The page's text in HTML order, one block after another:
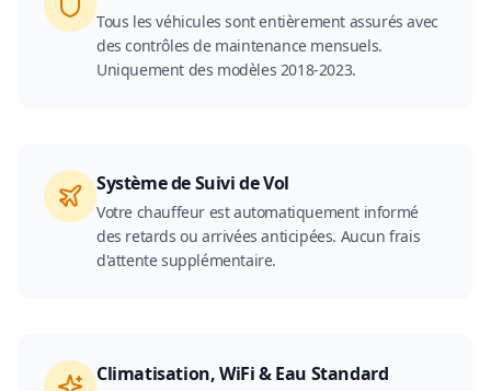
Tous les véhicules sont entièrement assurés avec
des contrôles de maintenance mensuels.
Uniquement des modèles 2018-2023.
Système de Suivi de Vol
Votre chauffeur est automatiquement informé
des retards ou arrivées anticipées. Aucun frais
d'attente supplémentaire.
Climatisation, WiFi & Eau Standard